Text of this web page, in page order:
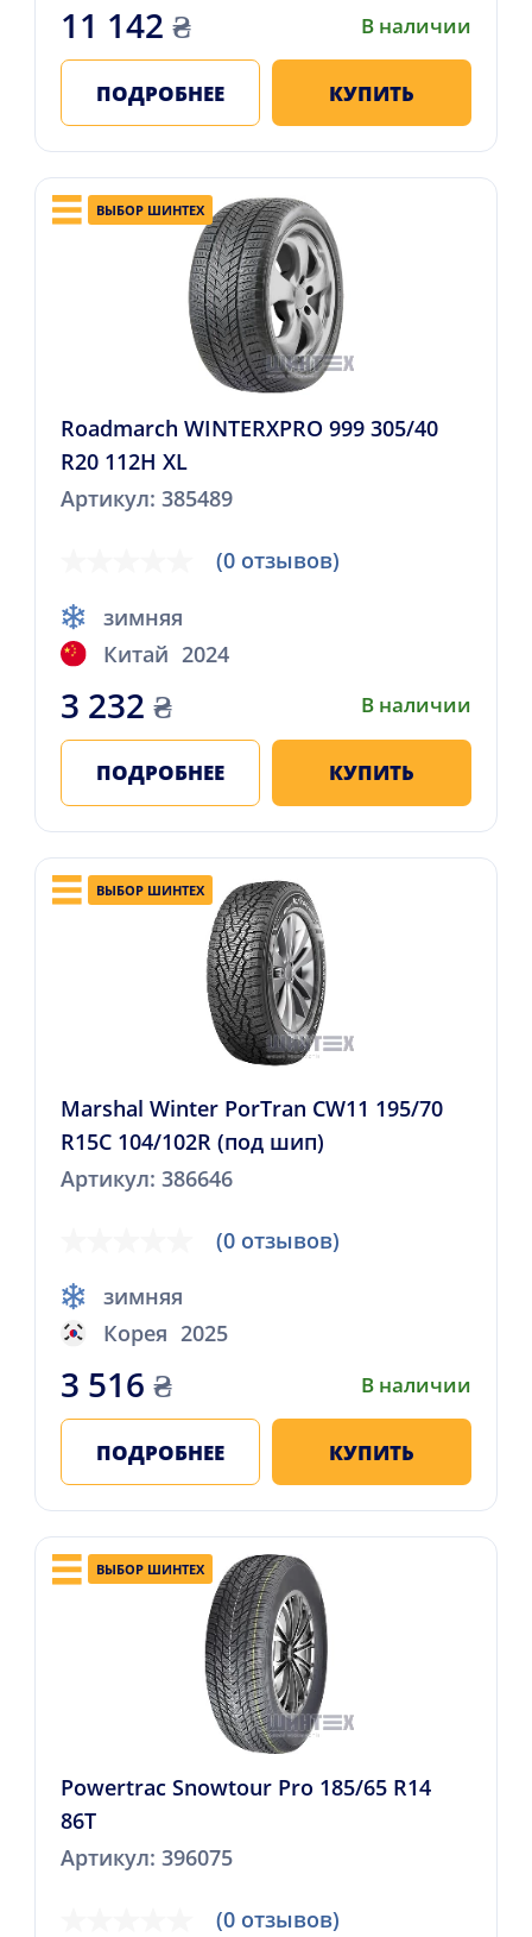
11 142 ₴ В наличии
ПОДРОБНЕЕ КУПИТЬ
ВЫБОР ШИНТЕХ
Roadmarch WINTERXPRO 999 305/40
R20 112H XL
Артикул: 385489
(0 отзывов)
зимняя
Китай 2024
3 232 ₴ В наличии
ПОДРОБНЕЕ КУПИТЬ
ВЫБОР ШИНТЕХ
Marshal Winter PorTran CW11 195/70
R15C 104/102R (под шип)
Артикул: 386646
(0 отзывов)
зимняя
Корея 2025
3 516 ₴ В наличии
ПОДРОБНЕЕ КУПИТЬ
ВЫБОР ШИНТЕХ
Powertrac Snowtour Pro 185/65 R14
86T
Артикул: 396075
(0 отзывов)